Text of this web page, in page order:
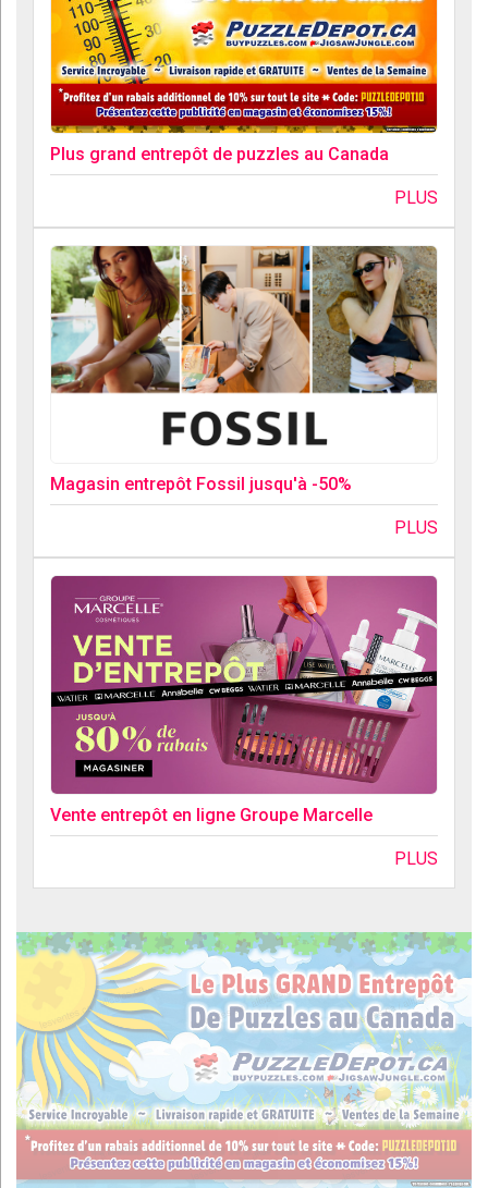
Plus grand entrepôt de puzzles au Canada
PLUS
Magasin entrepôt Fossil jusqu'à -50%
PLUS
Vente entrepôt en ligne Groupe Marcelle
PLUS